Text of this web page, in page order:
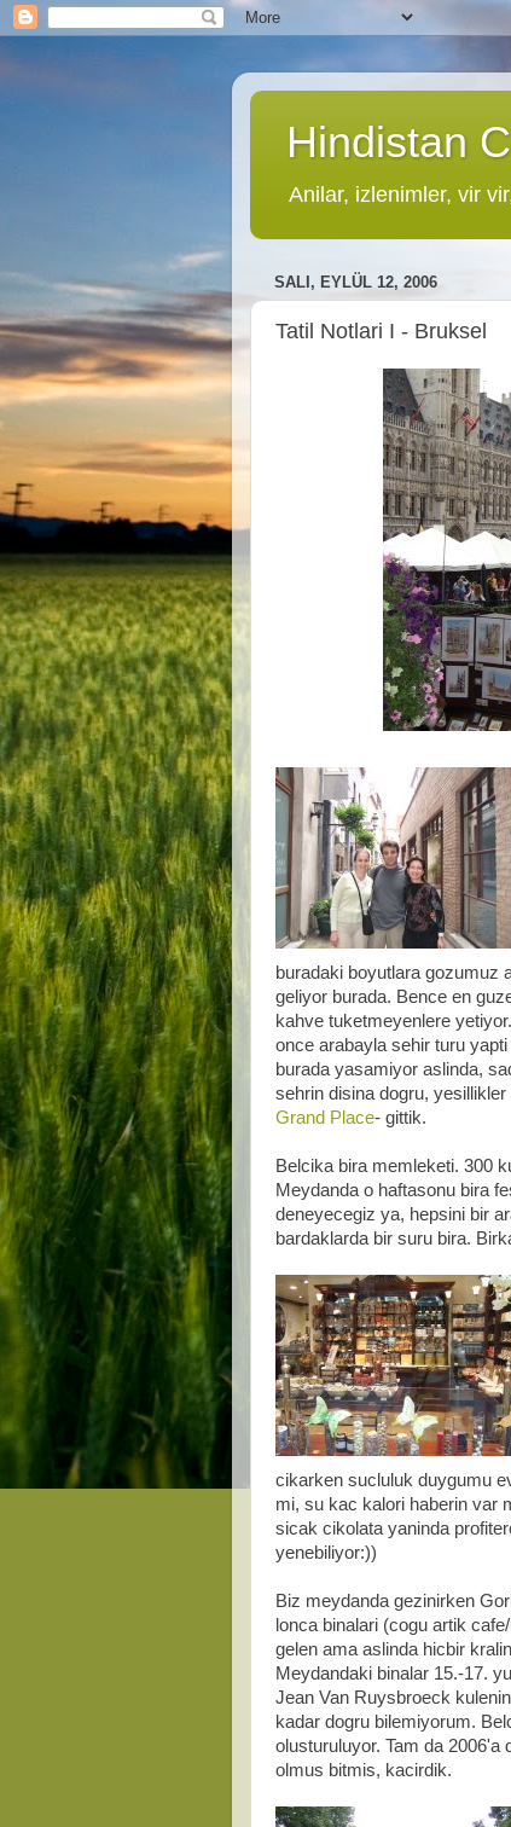
Hindistan
Anilar, izlenimler, vir
SALI, EYLÜL 12, 2006
Tatil Notlari I - Bruksel
buradaki boyutlara gozumuz
geliyor burada. Bence en
kahve tuketmeyenlere
once arabayla sehir turu
burada yasamiyor aslinda,
sehrin disina dogru,
Grand Place- gittik.
Belcika bira memleketi. 300
Meydanda o haftasonu bira
deneyecegiz ya, hepsini bir
bardaklarda bir suru bira.
cikarken sucluluk duygumu
mi, su kac kalori haberin var
sicak cikolata yaninda
yenebiliyor:))
Biz meydanda gezinirken
lonca binalari (cogu artik
gelen ama aslinda hicbir
Meydandaki binalar 15.-17.
Jean Van Ruysbroeck
kadar dogru bilemiyorum.
olusturuluyor. Tam da
olmus bitmis, kacirdik.